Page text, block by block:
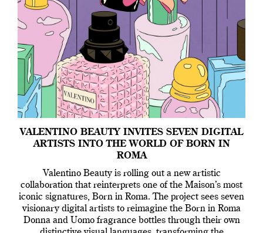
VALENTINO BEAUTY INVITES SEVEN DIGITAL
ARTISTS INTO THE WORLD OF BORN IN
ROMA
Valentino Beauty is rolling out a new artistic
collaboration that reinterprets one of the Maison’s most
iconic signatures, Born in Roma. The project sees seven
visionary digital artists to reimagine the Born in Roma
Donna and Uomo fragrance bottles through their own